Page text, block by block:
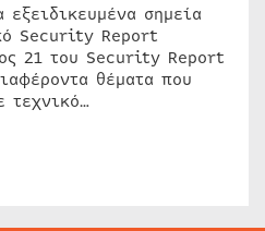
σημεία
Security Report
21 του Security Report
θέματα που
τεχνικό…